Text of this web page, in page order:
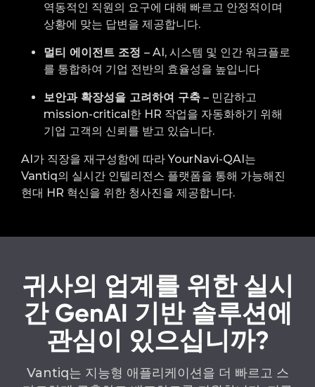
역동적인 직원의 요구에 대해 빠르고 안정적이며
상황에 맞는 답변을 제공합니다.
멀티 에이전트 조정 – AI, 시스템 및 인간 워크플로
를 통합하여 기업 전반의 효율성을 높입니다
보안과 확장성을 고려하여 구축 – 민감하고
mission-critical한 HR 작업을 자동화하기 위해
기업 고객의 신뢰를 받고 있습니다.
AI가 직장을 재구성함에 따라 YourNavi-QAI는
Vantiq의 실시간 인텔리전스 플랫폼을 통해 가능해진
현대 HR 혁신을 위한 청사진을 제공합니다.
귀사의 업계를 위한 실시
간 GenAI 기반 솔루션에
관심이 있으십니까?
Vantiq는 지능형 애플리케이션을 더 빠르고 스